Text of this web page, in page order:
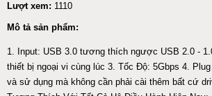
Lượt xem: 1110
Mô tả sản phẩm:
1. Input: USB 3.0 tương thích ngược USB 2.0 -
thiết bị ngoại vi cùng lúc 3. Tốc Độ: 5Gbps 4.
và sử dụng mà không cần phải cài thêm bất cứ